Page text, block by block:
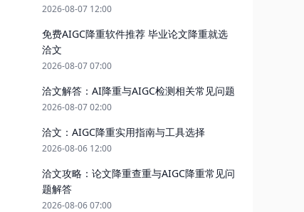
2026-08-07 12:00
免费AIGC降重软件推荐 毕业论文降重就选
洽文
2026-08-07 07:00
洽文解答：AI降重与AIGC检测相关常见问题
2026-08-07 02:00
洽文：AIGC降重实用指南与工具选择
2026-08-06 12:00
洽文攻略：论文降重查重与AIGC降重常见问
题解答
2026-08-06 07:00